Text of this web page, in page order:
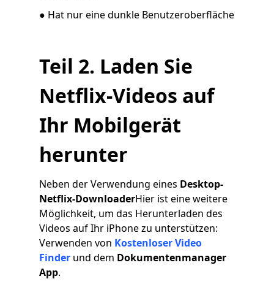
● Hat nur eine dunkle Benutzeroberfläche
Teil 2. Laden Sie
Netflix-Videos auf
Ihr Mobilgerät
herunter
Neben der Verwendung eines Desktop-
Netflix-DownloaderHier ist eine weitere
Möglichkeit, um das Herunterladen des
Videos auf Ihr iPhone zu unterstützen:
Verwenden von Kostenloser Video
Finder und dem Dokumentenmanager
App.